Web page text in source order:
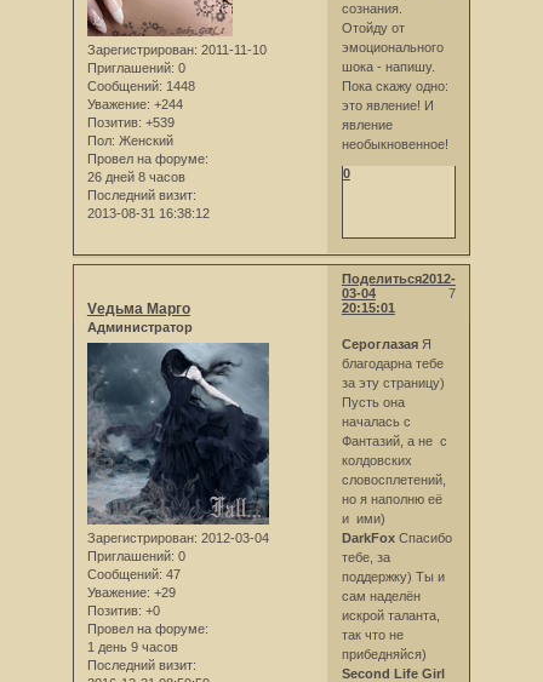
Зарегистрирован: 2011-11-10
Приглашений: 0
Сообщений: 1448
Уважение: +244
Позитив: +539
Пол: Женский
Провел на форуме:
26 дней 8 часов
Последний визит:
2013-08-31 16:38:12
сознания.
Отойду от
эмоционального
шока - напишу.
Пока скажу одно:
это явление! И
явление
необыкновенное!
0
Поделиться
7
2012-
03-04
20:15:01
Vедьма Марго
Администратор
Зарегистрирован: 2012-03-04
Приглашений: 0
Сообщений: 47
Уважение: +29
Позитив: +0
Провел на форуме:
1 день 9 часов
Последний визит:
СероглазаяЯ
благодарна тебе
за эту страницу)
Пусть она
началась с
Фантазий, а не с
колдовских
словосплетений,
но я наполню её
и ими)
DarkFoxСпасибо
тебе, за
поддержку) Ты и
сам наделён
искрой таланта,
так что не
прибедняйся)
Second Life Girl